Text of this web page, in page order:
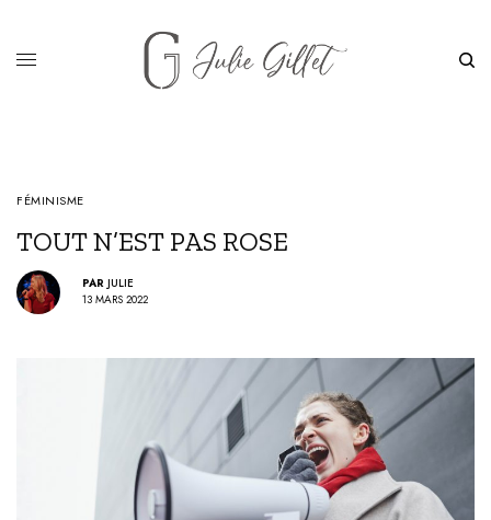
FÉMINISME
TOUT N’EST PAS ROSE
PAR JULIE
13 MARS 2022